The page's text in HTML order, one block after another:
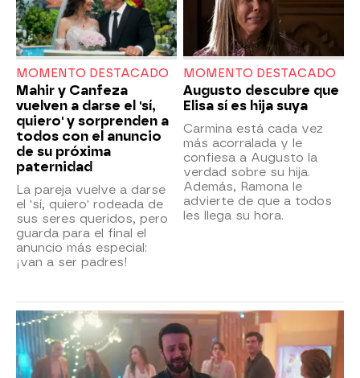
MOMENTO DESTACADO
Mahir y Canfeza
vuelven a darse el 'sí,
quiero' y sorprenden a
todos con el anuncio
de su próxima
paternidad
La pareja vuelve a darse
el 'sí, quiero' rodeada de
sus seres queridos, pero
guarda para el final el
anuncio más especial:
¡van a ser padres!
MOMENTO DESTACADO
Augusto descubre que
Elisa sí es hija suya
Carmina está cada vez
más acorralada y le
confiesa a Augusto la
verdad sobre su hija.
Además, Ramona le
advierte de que a todos
les llega su hora.